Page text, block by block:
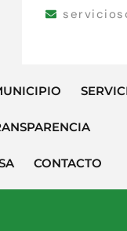
CONTACTO